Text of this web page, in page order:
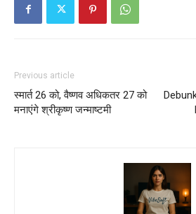
Previous article
स्मार्त 26 को, वैष्णव अधिकतर 27 को
मनाएंगे श्रीकृष्ण जन्माष्टमी